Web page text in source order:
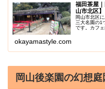
福田茶屋
山市北区】
岡山市北区
三大名園の1
です。カフ
きてとても
okayamastyle.com
岡山後楽園の幻想庭